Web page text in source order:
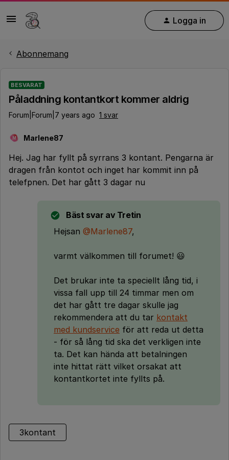
Logga in
Abonnemang
BESVARAT
Påladdning kontantkort kommer aldrig
Forum|Forum|7 years ago 1 svar
M Marlene87
Hej. Jag har fyllt på syrrans 3 kontant. Pengarna är
dragen från kontot och inget har kommit inn på
telefpnen. Det har gått 3 dagar nu
Bäst svar av Tretin
Hejsan @Marlene87,
varmt välkommen till forumet! 😃
Det brukar inte ta speciellt lång tid, i
vissa fall upp till 24 timmar men om
det har gått tre dagar skulle jag
rekommendera att du tar kontakt
med kundservice för att reda ut detta
- för så lång tid ska det verkligen inte
ta. Det kan hända att betalningen
inte hittat rätt vilket orsakat att
kontantkortet inte fyllts på.
3kontant